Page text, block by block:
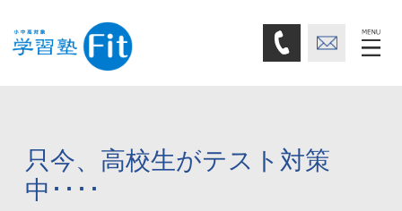
只今、高校生がテスト対策
中････